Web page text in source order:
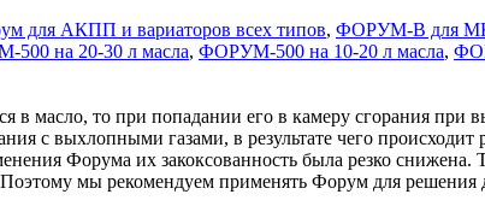
для АКПП и вариаторов всех типов, ФОРУМ-В для
на 20-30 л масла, ФОРУМ-500 на 10-20 л масла,
в масло, то при попадании его в камеру сгорания при
с выхлопными газами, в результате чего происходит
Форума их закоксованность была резко снижена.
Поэтому мы рекомендуем применять Форум для